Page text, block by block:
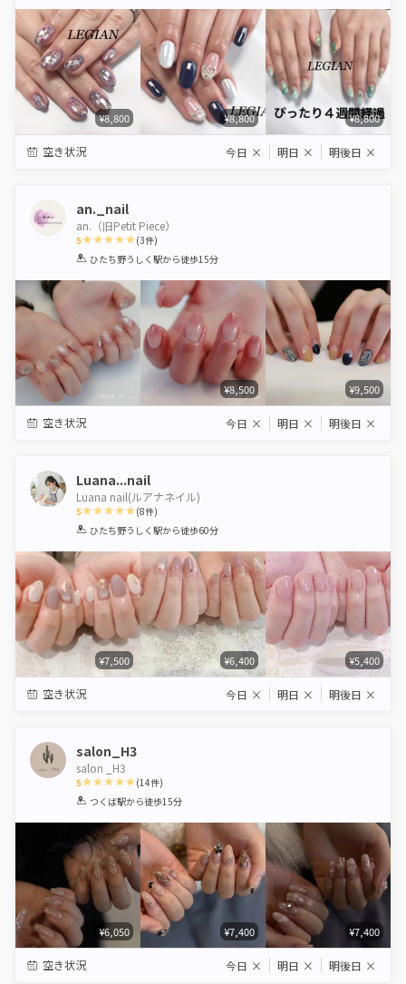
¥8,800 ¥8,800 ¥8,800
空き状況 今日 × 明日 × 明後日 ×
an._nail
an.（旧Petit Piece）
5
1 2 3 4 5
(3件)
ひたち野うしく駅から徒歩15分
¥8,500 ¥9,500
空き状況 今日 × 明日 × 明後日 ×
Luana...nail
Luana nail(ルアナネイル)
5
1 2 3 4 5
(8件)
ひたち野うしく駅から徒歩60分
¥7,500 ¥6,400 ¥5,400
空き状況 今日 × 明日 × 明後日 ×
salon_H3
salon _H3
5
1 2 3 4 5
(14件)
つくば駅から徒歩15分
¥6,050 ¥7,400 ¥7,400
空き状況 今日 × 明日 × 明後日 ×